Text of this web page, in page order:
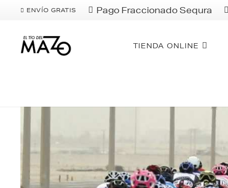
ENVÍO GRATIS Pago Fraccionado Sequra
TIENDA ONLINE